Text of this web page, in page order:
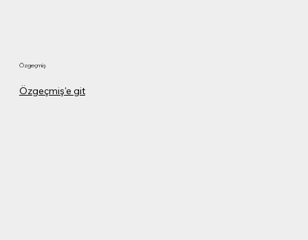
Özgeçmiş
Özgeçmiş'e git